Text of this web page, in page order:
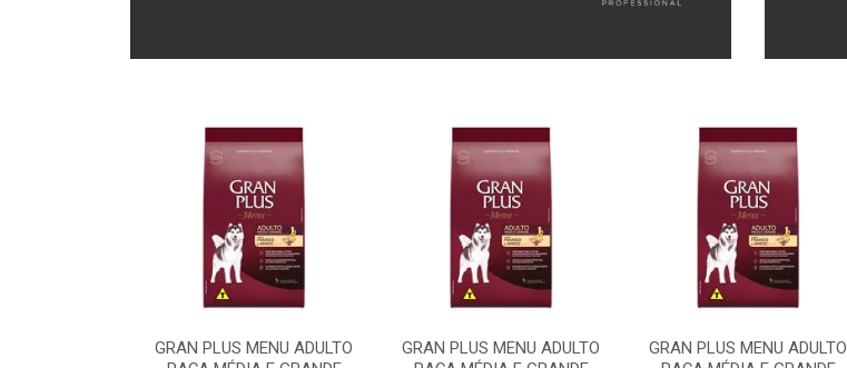
GRAN PLUS MENU ADULTO
GRAN PLUS MENU ADULTO
GRAN PLUS MENU ADULTO